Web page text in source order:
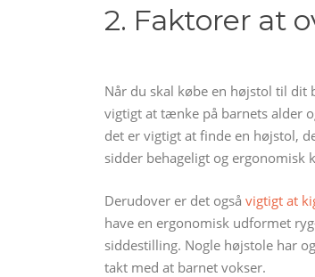
2. Faktorer at
Når du skal købe en højstol til dit
vigtigt at tænke på barnets alder
det er vigtigt at finde en højstol,
sidder behageligt og ergonomisk
Derudover er det også vigtigt at
have en ergonomisk udformet
siddestilling. Nogle højstole har
takt med at barnet vokser.